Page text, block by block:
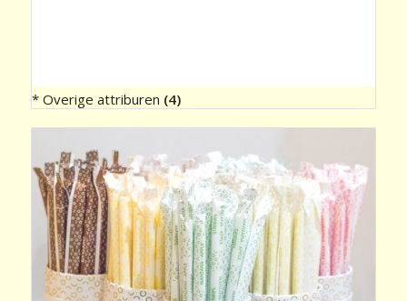
* Overige attriburen (4)